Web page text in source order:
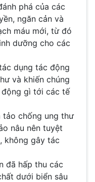
phá của các
ngăn cản và
máu mới, từ đó
dưỡng cho các
dụng tác động
và khiến chúng
gì tới các tế
tảo chống ung thư
nâu nên tuyệt
không gây tác
đã hấp thu các
dưới biển sâu